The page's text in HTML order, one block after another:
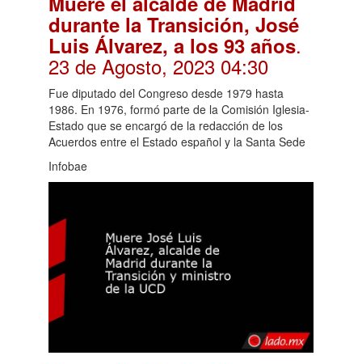
durante la Transición, José
Luis Álvarez, a los 93 años.
23 de Agosto, 2023 04:30
Fue diputado del Congreso desde 1979 hasta
1986. En 1976, formó parte de la Comisión Iglesia-
Estado que se encargó de la redacción de los
Acuerdos entre el Estado español y la Santa Sede
Infobae